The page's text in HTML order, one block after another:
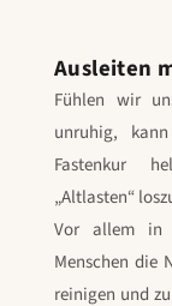
Ausleiten
Fühlen wir
unruhig,
Fastenkur
„Altlasten“
Vor allem in
Menschen die
reinigen und